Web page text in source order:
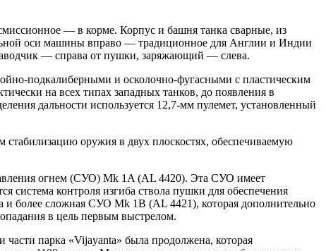
— в корме. Корпус и башня танка сварные, из
оси машины вправо — традиционное для Англии и Индии
— справа от пушки, заряжающий — слева.
подкалиберными и осколочно-фугасными с пластическим
на всех типах западных танков, до появления в
дальности используется 12,7-мм пулемет, установленный
оружия в двух плоскостях, обеспечиваемую
огнем (СУО) Mk 1A (AL 4420). Эта СУО имеет
контроля изгиба ствола пушки для обеспечения
и более сложная СУО Mk 1B (AL 4421), которая дополнительно
в цель первым выстрелом.
парка «Vijayanta» была продолжена, которая